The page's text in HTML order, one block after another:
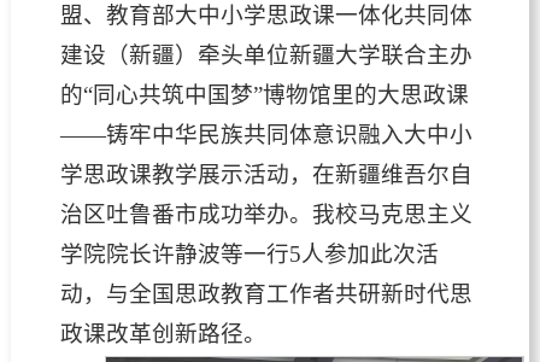
盟、教育部大中小学思政课一体化共同体
建设（新疆）牵头单位新疆大学联合主办
的“同心共筑中国梦”博物馆里的大思政课
——铸牢中华民族共同体意识融入大中小
学思政课教学展示活动，在新疆维吾尔自
治区吐鲁番市成功举办。我校马克思主义
学院院长许静波等一行5人参加此次活
动，与全国思政教育工作者共研新时代思
政课改革创新路径。